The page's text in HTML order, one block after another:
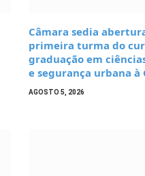
Câmara sedia
primeira turma do
graduação em
e segurança urbana à
AGOSTO 5, 2026